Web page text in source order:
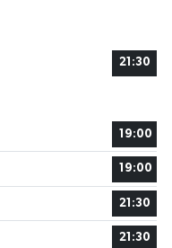
21:30
19:00
19:00
21:30
21:30